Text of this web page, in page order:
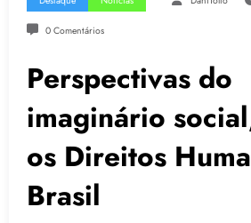
0 Comentários
Perspectivas do
imaginário
os Direitos
Brasil